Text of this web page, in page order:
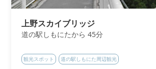
上野スカイブリッジ
道の駅しもにたから 45分
観光スポット 道の駅しもにた周辺観光